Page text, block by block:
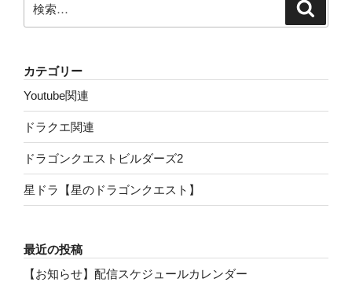
索:
カテゴリー
Youtube関連
ドラクエ関連
ドラゴンクエストビルダーズ2
星ドラ【星のドラゴンクエスト】
最近の投稿
【お知らせ】配信スケジュールカレンダー